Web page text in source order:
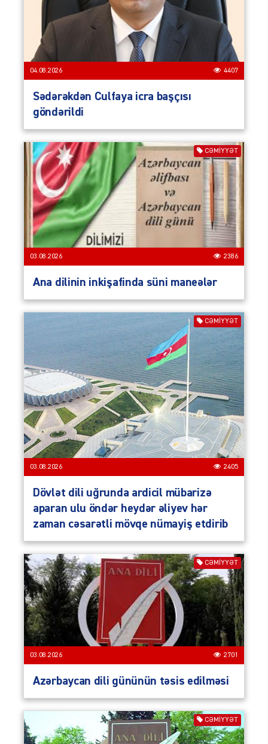
04.08.2026 4407
Sədərəkdən Culfaya icra başçısı
göndərildi
CƏMIYYƏT
03.08.2026 2386
Ana dilinin inkişafinda süni maneələr
CƏMIYYƏT
03.08.2026 2405
Dövlət dili uğrunda ardicil mübarizə
aparan ulu öndər heydər əliyev hər
zaman cəsarətli mövqe nümayiş etdirib
CƏMIYYƏT
03.08.2026 2701
Azərbaycan dili gününün təsis edilməsi
CƏMIYYƏT